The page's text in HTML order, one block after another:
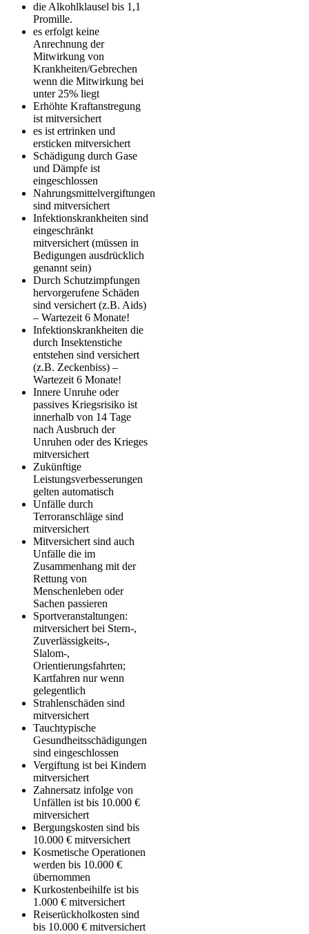
die Alkohlklausel bis 1,1
Promille.
es erfolgt keine
Anrechnung der
Mitwirkung von
Krankheiten/Gebrechen
wenn die Mitwirkung bei
unter 25% liegt
Erhöhte Kraftanstregung
ist mitversichert
es ist ertrinken und
ersticken mitversichert
Schädigung durch Gase
und Dämpfe ist
eingeschlossen
Nahrungsmittelvergiftungen
sind mitversichert
Infektionskrankheiten sind
eingeschränkt
mitversichert (müssen in
Bedigungen ausdrücklich
genannt sein)
Durch Schutzimpfungen
hervorgerufene Schäden
sind versichert (z.B. Aids)
– Wartezeit 6 Monate!
Infektionskrankheiten die
durch Insektenstiche
entstehen sind versichert
(z.B. Zeckenbiss) –
Wartezeit 6 Monate!
Innere Unruhe oder
passives Kriegsrisiko ist
innerhalb von 14 Tage
nach Ausbruch der
Unruhen oder des Krieges
mitversichert
Zukünftige
Leistungsverbesserungen
gelten automatisch
Unfälle durch
Terroranschläge sind
mitversichert
Mitversichert sind auch
Unfälle die im
Zusammenhang mit der
Rettung von
Menschenleben oder
Sachen passieren
Sportveranstaltungen:
mitversichert bei Stern-,
Zuverlässigkeits-,
Slalom-,
Orientierungsfahrten;
Kartfahren nur wenn
gelegentlich
Strahlenschäden sind
mitversichert
Tauchtypische
Gesundheitsschädigungen
sind eingeschlossen
Vergiftung ist bei Kindern
mitversichert
Zahnersatz infolge von
Unfällen ist bis 10.000 €
mitversichert
Bergungskosten sind bis
10.000 € mitversichert
Kosmetische Operationen
werden bis 10.000 €
übernommen
Kurkostenbeihilfe ist bis
1.000 € mitversichert
Reiserückholkosten sind
bis 10.000 € mitversichert